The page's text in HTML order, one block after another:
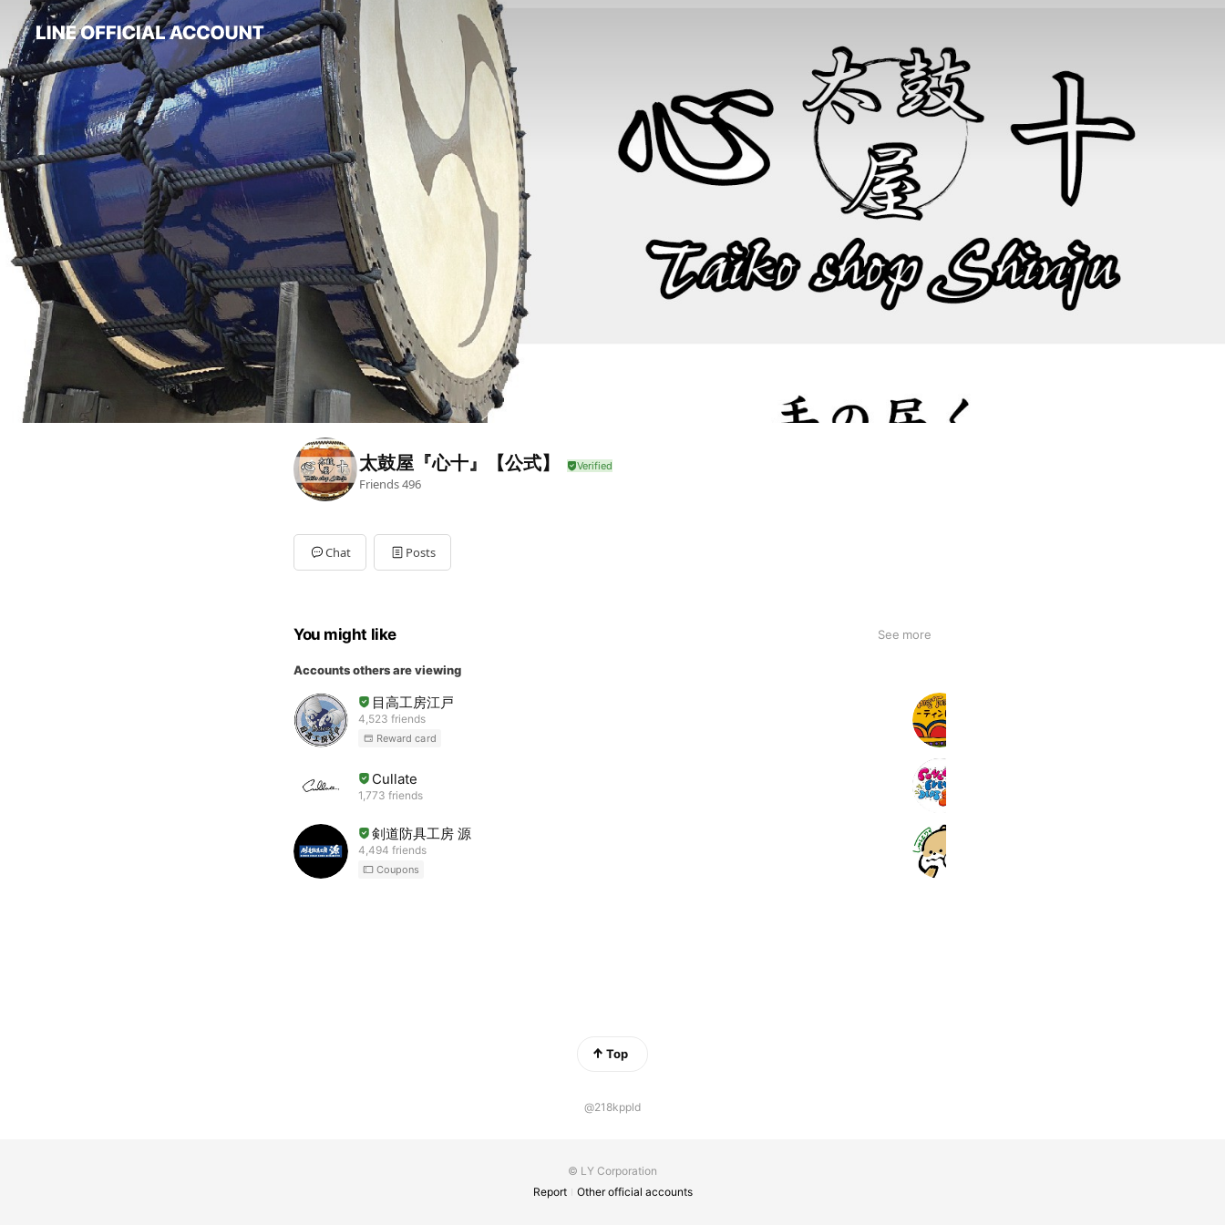
太鼓屋『心十』【公式】
Friends496
Chat Posts
You might like See more
Accounts others are viewing
目高工房江戸
4,523 friends
Reward card
Cullate
1,773 friends
剣道防具工房 源
4,494 friends
Coupons
Top
@218kppld
© LY Corporation
Report
Other official accounts